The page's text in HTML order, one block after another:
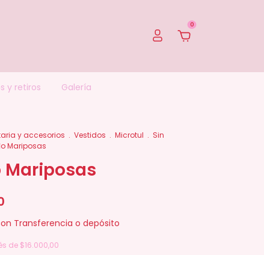
0
y retiros Galería
y accesorios . Vestidos . Microtul . Sin
Mariposas
Mariposas
Transferencia o depósito
de $16.000,00